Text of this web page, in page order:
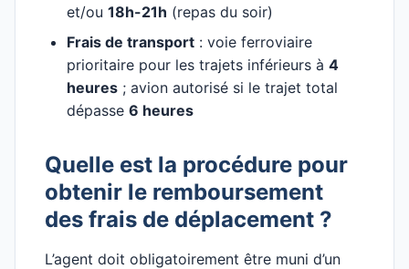
et/ou 18h-21h (repas du soir)
Frais de transport : voie ferroviaire
prioritaire pour les trajets inférieurs à 4
heures ; avion autorisé si le trajet total
dépasse 6 heures
Quelle est la procédure pour
obtenir le remboursement
des frais de déplacement ?
L’agent doit obligatoirement être muni d’un